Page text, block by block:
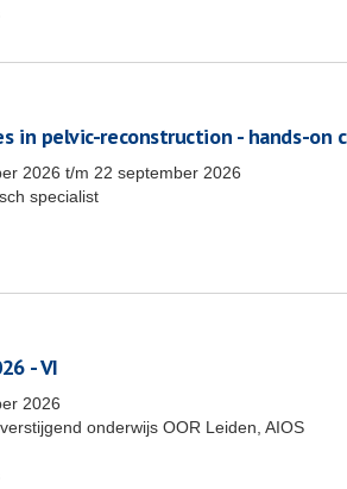
in pelvic-reconstruction - hands-on
2026 t/m 22 september 2026
specialist
- VI
2026
onderwijs OOR Leiden, AIOS